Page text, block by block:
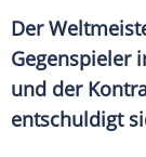
Der
Gegenspieler
und der
entschuldigt